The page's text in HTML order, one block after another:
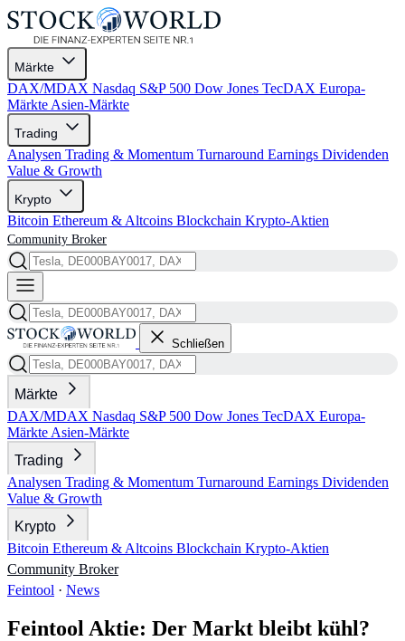
Märkte
DAX/MDAX Nasdaq S&P 500 Dow Jones TecDAX Europa-
Märkte Asien-Märkte
Trading
Analysen Trading & Momentum Turnaround Earnings Dividenden
Value & Growth
Krypto
Bitcoin Ethereum & Altcoins Blockchain Krypto-Aktien
Community Broker
Schließen
Märkte
DAX/MDAX Nasdaq S&P 500 Dow Jones TecDAX Europa-
Märkte Asien-Märkte
Trading
Analysen Trading & Momentum Turnaround Earnings Dividenden
Value & Growth
Krypto
Bitcoin Ethereum & Altcoins Blockchain Krypto-Aktien
Community Broker
Feintool · News
Feintool Aktie: Der Markt bleibt kühl?